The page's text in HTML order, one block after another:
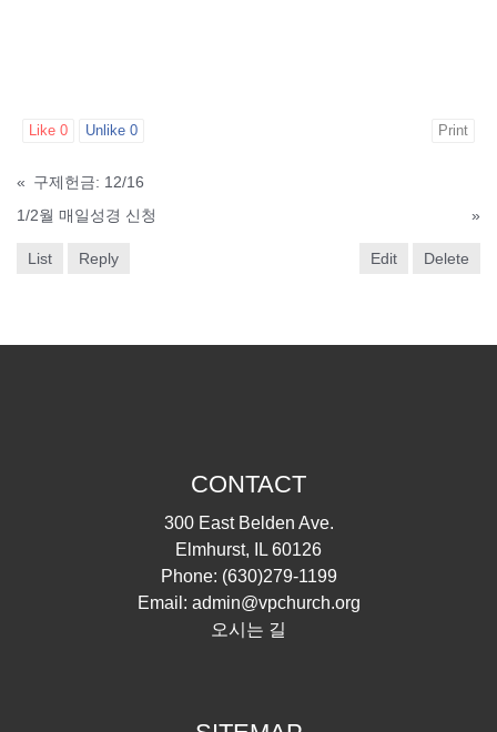
Like 0 Unlike 0 Print
« 구제헌금: 12/16
1/2월 매일성경 신청
»
List Reply Edit Delete
CONTACT
300 East Belden Ave.
Elmhurst, IL 60126
Phone: (630)279-1199
Email: admin@vpchurch.org
오시는 길